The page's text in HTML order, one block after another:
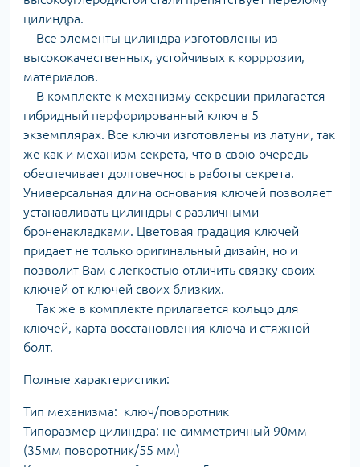
цилиндра.
Все элементы цилиндра изготовлены из
высококачественных, устойчивых к корррозии,
материалов.
В комплекте к механизму секреции прилагается
гибридный перфорированный ключ в 5
экземплярах. Все ключи изготовлены из латуни, так
же как и механизм секрета, что в свою очередь
обеспечивает долговечность работы секрета.
Универсальная длина основания ключей позволяет
устанавливать цилиндры с различными
броненакладками. Цветовая градация ключей
придает не только оригинальный дизайн, но и
позволит Вам с легкостью отличить связку своих
ключей от ключей своих близких.
Так же в комплекте прилагается кольцо для
ключей, карта восстановления ключа и стяжной
болт.
Полные характеристики:
Тип механизма: ключ/поворотник
Типоразмер цилиндра: не симметричный 90мм
(35мм поворотник/55 мм)